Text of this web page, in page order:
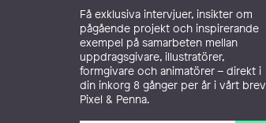
Få exklusiva intervjuer, insikter om
pågående projekt och inspirerande
exempel på samarbeten mellan
uppdragsgivare, illustratörer,
formgivare och animatörer – direkt i
din inkorg 8 gånger per år i vårt brev
Pixel & Penna.